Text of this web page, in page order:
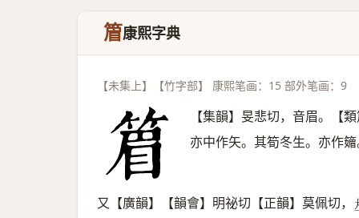
篃康熙字典
【未集上】【竹字部】 康熙笔画：15 部外笔画：9
【集韻】旻悲切，音眉。【
亦中作矢。其筍冬生。亦作
又【廣韻】【韻會】明祕切【正韻】莫佩切，